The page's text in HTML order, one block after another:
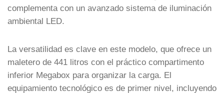
complementa con un avanzado sistema de iluminación
ambiental LED.
La versatilidad es clave en este modelo, que ofrece un
maletero de 441 litros con el práctico compartimento
inferior Megabox para organizar la carga. El
equipamiento tecnológico es de primer nivel, incluyendo